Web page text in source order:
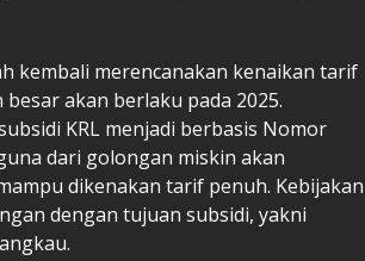
kembali merencanakan kenaikan tarif
akan berlaku pada 2025.
KRL menjadi berbasis Nomor
dari golongan miskin akan
dikenakan tarif penuh. Kebijakan
dengan tujuan subsidi, yakni